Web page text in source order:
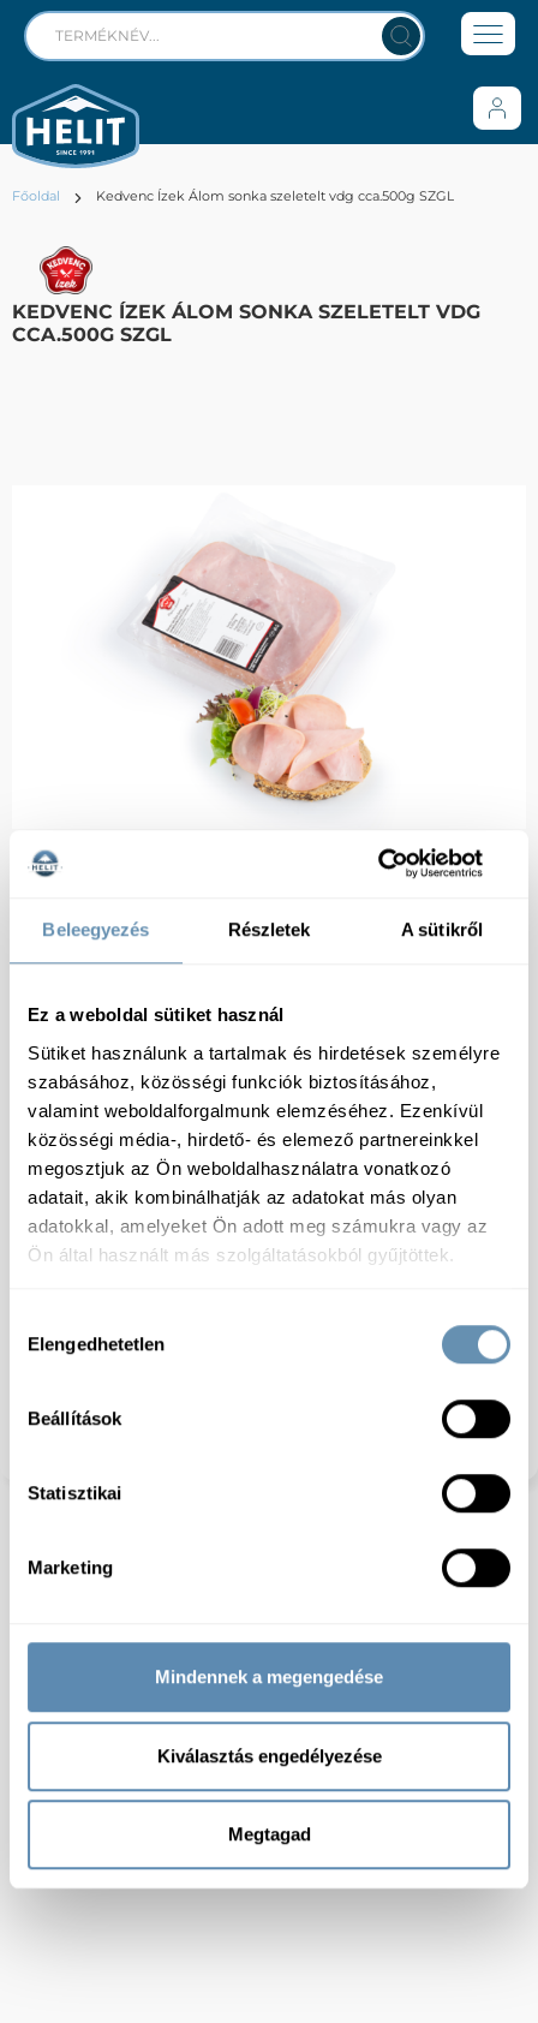
Beleegyezés Részletek A sütikről
Ez a weboldal sütiket használ
Sütiket használunk a tartalmak és hirdetések személyre
szabásához, közösségi funkciók biztosításához,
valamint weboldalforgalmunk elemzéséhez. Ezenkívül
közösségi média-, hirdető- és elemező partnereinkkel
megosztjuk az Ön weboldalhasználatra vonatkozó
adatait, akik kombinálhatják az adatokat más olyan
adatokkal, amelyeket Ön adott meg számukra vagy az
Ön által használt más szolgáltatásokból gyűjtöttek.
kiválasztása
Elengedhetetlen
Beállítások
Statisztikai
Marketing
Mindennek a megengedése
Kiválasztás engedélyezése
Megtagad
Főoldal Kedvenc Ízek Álom sonka szeletelt vdg cca.500g SZGL
KEDVENC ÍZEK ÁLOM SONKA SZELETELT VDG
CCA.500G SZGL
Specifikáció
Sertéscomb 68%, ivóvíz, étkezési só,
módosított keményítő E1422, sűrítő anyag E 407,
ízfokozó E621, antioxidáns E316, aróma, színezék,
tartósítószer E250. Só tartalom legfejebb 2,7%. Zsír